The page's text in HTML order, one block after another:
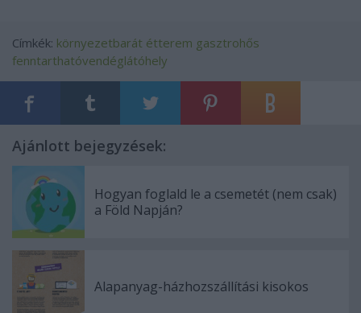
Címkék: környezetbarát étterem gasztrohős
fenntarthatóvendéglátóhely
Ajánlott bejegyzések:
Hogyan foglald le a csemetét (nem csak)
a Föld Napján?
Alapanyag-házhozszállítási kisokos